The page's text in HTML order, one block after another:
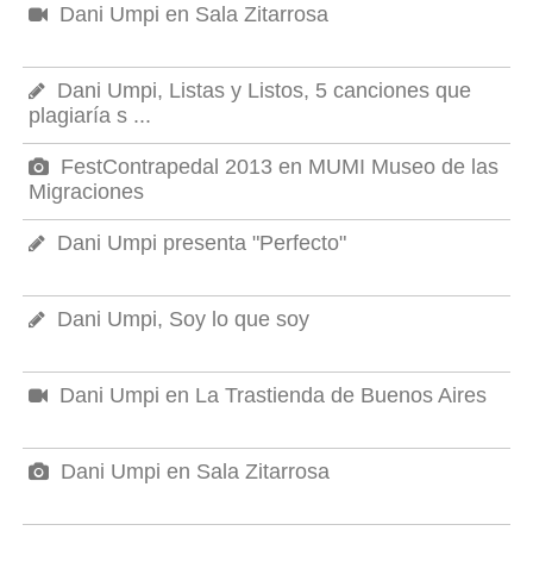
Dani Umpi en Sala Zitarrosa
Dani Umpi, Listas y Listos, 5 canciones que
plagiaría s ...
FestContrapedal 2013 en MUMI Museo de las
Migraciones
Dani Umpi presenta "Perfecto"
Dani Umpi, Soy lo que soy
Dani Umpi en La Trastienda de Buenos Aires
Dani Umpi en Sala Zitarrosa